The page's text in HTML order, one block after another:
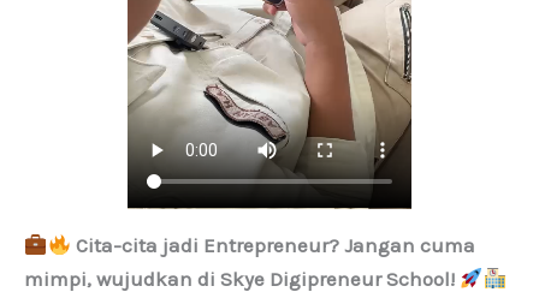
Cita-cita jadi Entrepreneur? Jangan cuma
mimpi, wujudkan di Skye Digipreneur School!